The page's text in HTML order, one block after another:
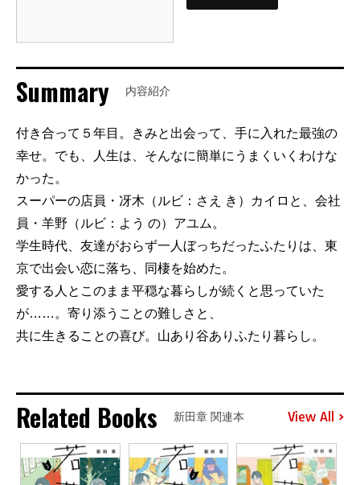
Summary 内容紹介
付き合って５年目。きみと出会って、手に入れた最強の
幸せ。でも、人生は、そんなに簡単にうまくいくわけな
かった。
スーパーの店員・冴木（ルビ：さえ き）カイロと、会社
員・羊野（ルビ：よう の）アユム。
学生時代、友達がおらず一人ぼっちだったふたりは、東
京で出会い恋に落ち、同棲を始めた。
愛する人とこのまま平穏な暮らしが続くと思っていた
が……。寄り添うことの難しさと、
共に生きることの喜び。山あり谷ありふたり暮らし。
Related Books 新田章 関連本 View All